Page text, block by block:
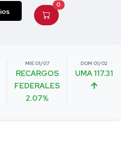
0
MIE 01/07
RECARGOS
FEDERALES
2.07%
DOM 01/02
UMA 117.31